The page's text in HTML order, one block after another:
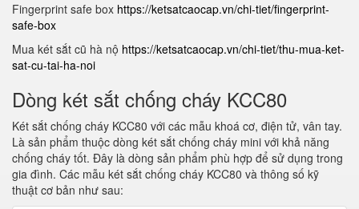
Fingerprint safe box https://ketsatcaocap.vn/chi-tiet/fingerprint-
safe-box
Mua két sắt cũ hà nộ https://ketsatcaocap.vn/chi-tiet/thu-mua-ket-
sat-cu-tai-ha-noi
Dòng két sắt chống cháy KCC80
Két sắt chống cháy KCC80 với các mẫu khoá cơ, điện tử, vân tay.
Là sản phẩm thuộc dòng két sắt chống cháy mini với khả năng
chống cháy tốt. Đây là dòng sản phẩm phù hợp để sử dụng trong
gia đình. Các mẫu két sắt chống cháy KCC80 và thông số kỹ
thuật cơ bản như sau: